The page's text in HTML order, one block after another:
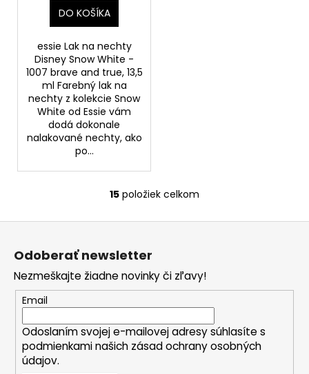
DO KOŠÍKA
essie Lak na nechty
Disney Snow White -
1007 brave and true, 13,5
ml Farebný lak na
nechty z kolekcie Snow
White od Essie vám
dodá dokonale
nalakované nechty, ako
po...
O
v
a
c
i
e
p
r
15 položiek celkom
Z
Odoberať newsletter
Nezmeškajte žiadne novinky či zľavy!
Email
Odoslaním svojej e-mailovej adresy súhlasíte s
podmienkami našich zásad ochrany osobných
údajov.